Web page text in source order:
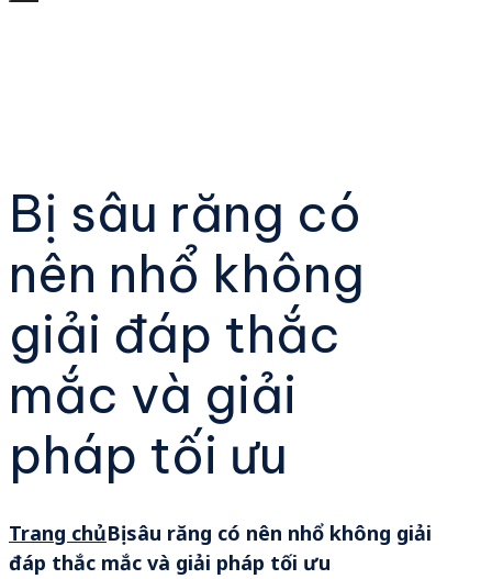
Bị sâu răng có
nên nhổ không
giải đáp thắc
mắc và giải
pháp tối ưu
Trang chủBị sâu răng có nên nhổ không giải
đáp thắc mắc và giải pháp tối ưu